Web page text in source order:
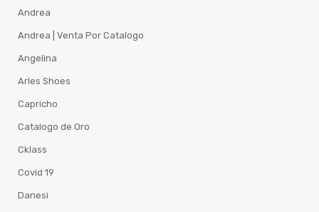
Andrea
Andrea | Venta Por Catalogo
Angelina
Arles Shoes
Capricho
Catalogo de Oro
Cklass
Covid 19
Danesi